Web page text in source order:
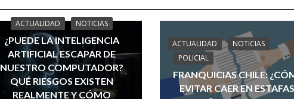
ACTUALIDAD NOTICIAS
¿PUEDE LA INTELIGENCIA
ARTIFICIAL ESCAPAR DE
NUESTRO COMPUTADOR?
QUÉ RIESGOS EXISTEN
REALMENTE Y CÓMO
ACTUALIDAD
NOTICIAS
POLICIAL
FRANQUICIAS CHILE:
EVITAR CAER EN